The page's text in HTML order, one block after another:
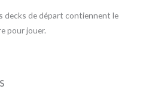
decks de départ contiennent le
pour jouer.